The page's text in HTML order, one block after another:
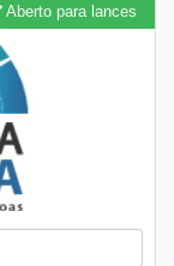
Aberto para lances